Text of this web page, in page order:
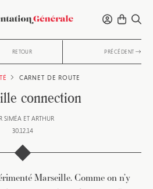
RETOUR PRÉCÉDENT
CARNET DE ROUTE
connection
SIMÉA ET ARTHUR
30.12.14
Marseille. Comme on n’y